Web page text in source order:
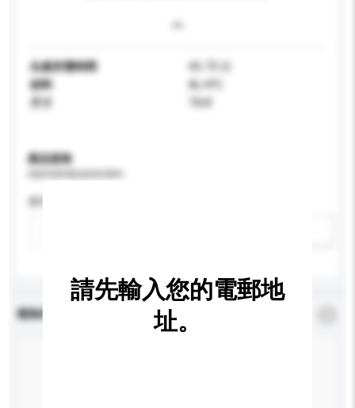
生產所需時間
45-75 日
材料
AL+PC
T8 8'
產品規格
查詢內容
請先輸入您的電郵地
址。